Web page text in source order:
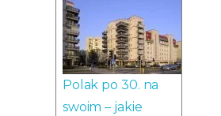
Polak po 30. na
swoim – jakie